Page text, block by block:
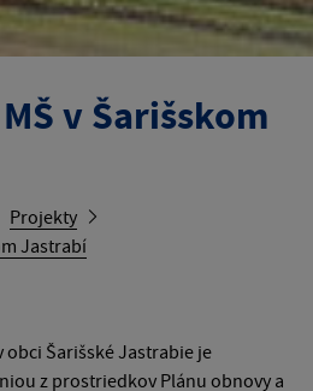
v Šarišskom
Projekty
Jastrabí
obci Šarišské Jastrabie je
z prostriedkov Plánu obnovy a